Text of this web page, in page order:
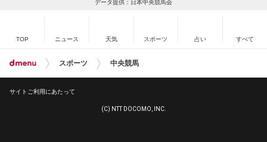
データ提供：日本中央競馬会
TOP ニュース 天気 スポーツ 占い すべて
スポーツ 中央競馬
サイトご利用にあたって
(C) NTT DOCOMO, INC.